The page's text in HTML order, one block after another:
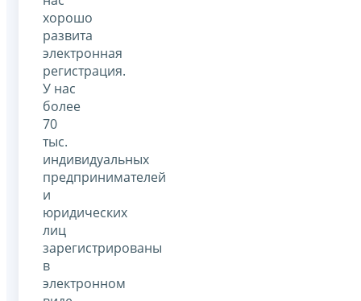
хорошо
развита
электронная
регистрация.
У нас
более
70
тыс.
индивидуальных
предпринимателей
и
юридических
лиц
зарегистрированы
в
электронном